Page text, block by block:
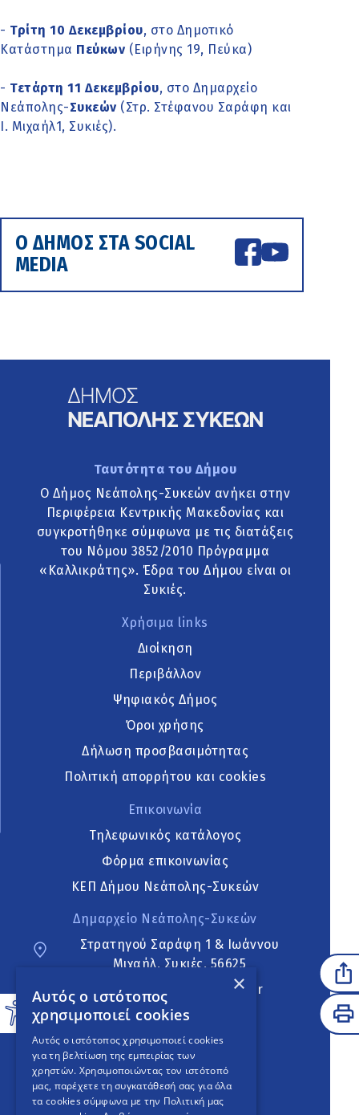
- Τρίτη 10 Δεκεμβρίου, στο Δημοτικό
Κατάστημα Πεύκων (Ειρήνης 19, Πεύκα)
- Τετάρτη 11 Δεκεμβρίου, στο Δημαρχείο
Νεάπολης-Συκεών (Στρ. Στέφανου Σαράφη και
Ι. Μιχαήλ1, Συκιές).
Ο ΔΗΜΟΣ ΣΤΑ SOCIAL
MEDIA
Ταυτότητα του Δήμου
Ο Δήμος Νεάπολης-Συκεών ανήκει στην
Περιφέρεια Κεντρικής Μακεδονίας και
συγκροτήθηκε σύμφωνα με τις διατάξεις
του Νόμου 3852/2010 Πρόγραμμα
«Καλλικράτης». Έδρα του Δήμου είναι οι
Συκιές.
Χρήσιμα links
Διοίκηση
Περιβάλλον
Ψηφιακός Δήμος
Όροι χρήσης
Δήλωση προσβασιμότητας
Πολιτική απορρήτου και cookies
Επικοινωνία
Τηλεφωνικός κατάλογος
Φόρμα επικοινωνίας
ΚΕΠ Δήμου Νεάπολης-Συκεών
Δημαρχείο Νεάπολης-Συκεών
Στρατηγού Σαράφη 1 & Ιωάννου
Μιχαήλ, Συκιές, 56625
neapoli.sykies@ddt.gov.gr
Ακολουθήστε
English Version
×
Αυτός ο ιστότοπος
χρησιμοποιεί cookies
Αυτός ο ιστότοπος χρησιμοποιεί cookies
για τη βελτίωση της εμπειρίας των
χρηστών. Χρησιμοποιώντας τον ιστότοπό
μας, παρέχετε τη συγκατάθεσή σας για όλα
τα cookies σύμφωνα με την Πολιτική μας